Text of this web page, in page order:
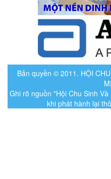
Bản quyền © 2011. HỘI
Ghi rõ nguồn "Hội Chu Sinh
khi phát hành lại